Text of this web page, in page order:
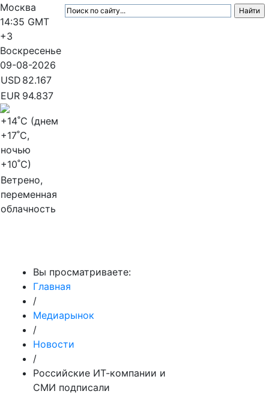
Москва
14:35 GMT
+3
Воскресенье
09-08-2026
USD 82.167
EUR 94.837
+14˚C (днем
+17˚C,
ночью
+10˚C)
Ветрено,
переменная
облачность
Вы просматриваете:
Главная
/
Медиарынок
/
Новости
/
Российские ИТ-компании и
СМИ подписали